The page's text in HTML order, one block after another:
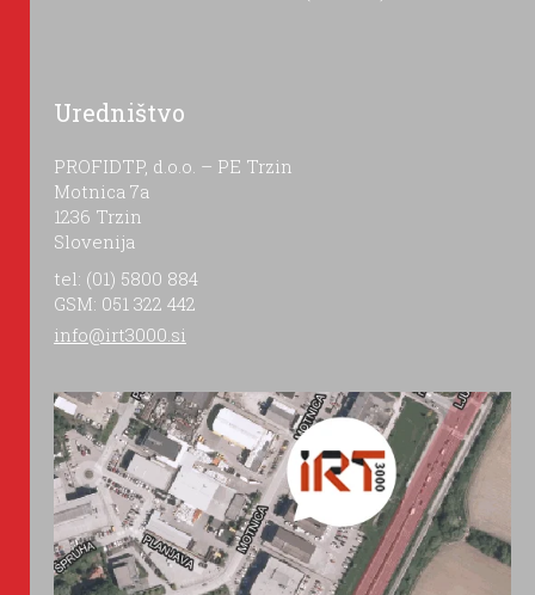
Uredništvo
PROFIDTP, d.o.o. – PE Trzin
Motnica 7a
1236 Trzin
Slovenija
tel: (01) 5800 884
GSM: 051 322 442
info@irt3000.si